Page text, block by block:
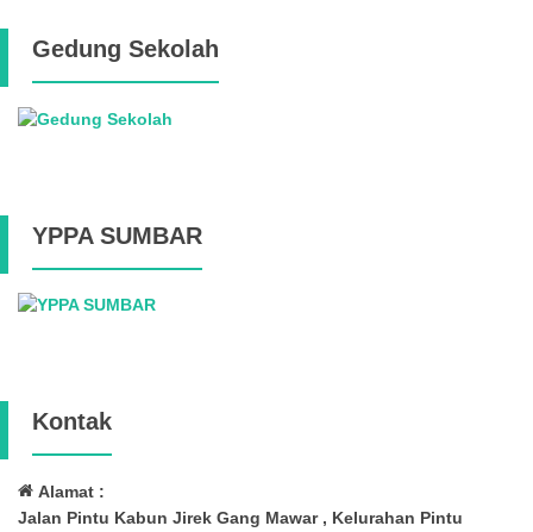
Gedung Sekolah
YPPA SUMBAR
Kontak
Alamat :
Jalan Pintu Kabun Jirek Gang Mawar , Kelurahan Pintu